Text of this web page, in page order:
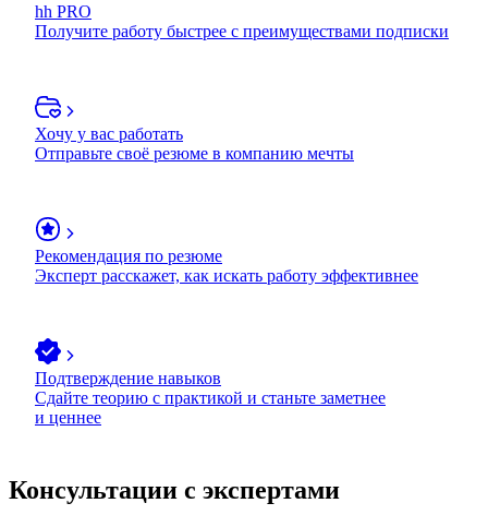
hh PRO
Получите работу быстрее с преимуществами подписки
Хочу у вас работать
Отправьте своё резюме в компанию мечты
Рекомендация по резюме
Эксперт расскажет, как искать работу эффективнее
Подтверждение навыков
Сдайте теорию с практикой и станьте заметнее
и ценнее
Консультации с экспертами